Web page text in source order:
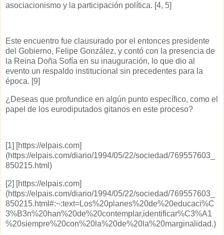
asociacionismo y la participación política. [4, 5]
Este encuentro fue clausurado por el entonces presidente
del Gobierno, Felipe González, y contó con la presencia de
la Reina Doña Sofía en su inauguración, lo que dio al
evento un respaldo institucional sin precedentes para la
época. [9]
¿Deseas que profundice en algún punto específico, como el
papel de los eurodiputados gitanos en este proceso?
[1] [https://elpais.com]
(https://elpais.com/diario/1994/05/22/sociedad/769557603_
850215.html)
[2] [https://elpais.com]
(https://elpais.com/diario/1994/05/22/sociedad/769557603_
850215.html#:~:text=Los%20planes%20de%20educaci%C
3%B3n%20han%20de%20contemplar,identificar%C3%A1
%20siempre%20con%20la%20de%20la%20marginalidad.)